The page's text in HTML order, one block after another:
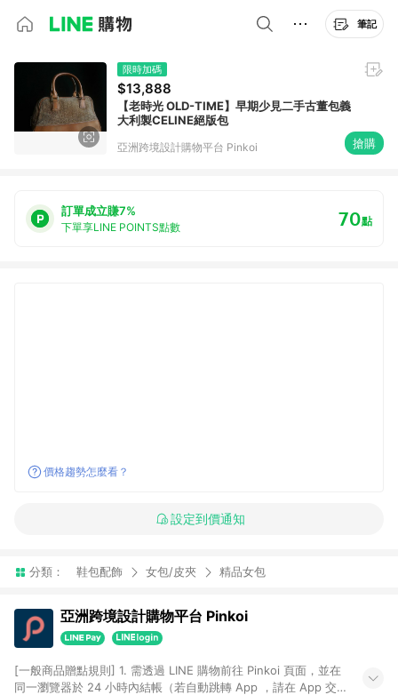
筆記
限時加碼
$13,888
【老時光 OLD-TIME】早期少見二手古董包義
大利製CELINE絕版包
亞洲跨境設計購物平台 Pinkoi 搶購
訂單成立賺7%
下單享LINE POINTS點數 70點
價格趨勢怎麼看？
設定到價通知
分類： 鞋包配飾 女包/皮夾 精品女包
亞洲跨境設計購物平台 Pinkoi
[一般商品贈點規則] 1. 需透過 LINE 購物前往 Pinkoi 頁面，並在
同一瀏覽器於 24 小時內結帳（若自動跳轉 App ，請在 App 交